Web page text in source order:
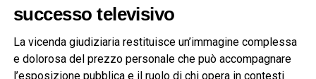
successo televisivo
La vicenda giudiziaria restituisce un’immagine complessa
e dolorosa del prezzo personale che può accompagnare
l’esposizione pubblica e il ruolo di chi opera in contesti